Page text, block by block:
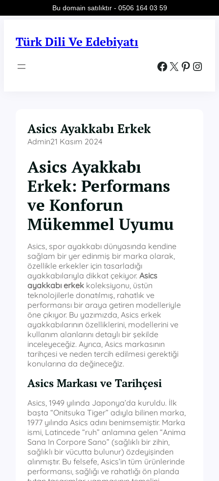
Türk Dili Ve Edebiyatı
Facebook X Pinterest Instagram
Asics Ayakkabı Erkek
Admin21 Kasım 2024
Asics Ayakkabı
Erkek: Performans
ve Konforun
Mükemmel Uyumu
Asics, spor ayakkabı dünyasında kendine
sağlam bir yer edinmiş bir marka olarak,
özellikle erkekler için tasarladığı
ayakkabılarıyla dikkat çekiyor. Asics
ayakkabı erkek koleksiyonu, üstün
teknolojilerle donatılmış, rahatlık ve
performansı bir araya getiren modelleriyle
öne çıkıyor. Bu yazımızda, Asics erkek
ayakkabılarının özelliklerini, modellerini ve
kullanım alanlarını detaylı bir şekilde
inceleyeceğiz. Ayrıca, Asics markasının
tarihçesi ve neden tercih edilmesi gerektiği
konularına da değineceğiz.
Asics Markası ve Tarihçesi
Asics, 1949 yılında Japonya’da kuruldu. İlk
başta “Onitsuka Tiger” adıyla bilinen marka,
1977 yılında Asics adını benimsemiştir. Marka
ismi, Latincede “ruh” anlamına gelen “Anima
Sana In Corpore Sano” (sağlıklı bir zihin,
sağlıklı bir vücutta bulunur) özdeyişinden
alınmıştır. Bu felsefe, Asics’in tüm ürünlerinde
performansı, sağlığı ve rahatlığı ön planda
Bu domain satılıktır - 0506 164 03 59